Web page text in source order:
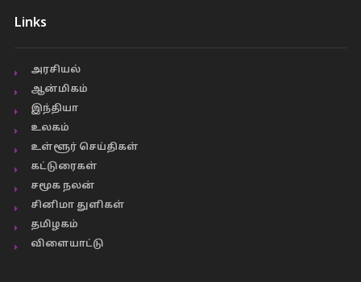
Links
அரசியல்
ஆன்மிகம்
இந்தியா
உலகம்
உள்ளூர் செய்திகள்
கட்டுரைகள்
சமூக நலன்
சினிமா துளிகள்
தமிழகம்
விளையாட்டு